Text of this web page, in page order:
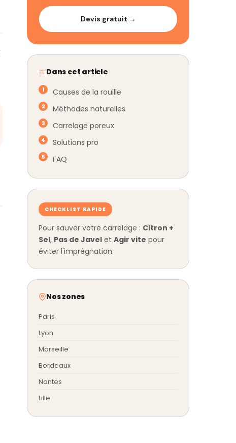
Devis gratuit →
Dans cet article
Causes de la rouille
Méthodes naturelles
Carrelage poreux
Solutions pro
FAQ
CHECKLIST RAPIDE
Pour sauver votre carrelage : Citron +
Sel, Pas de Javel et Agir vite pour
éviter l'imprégnation.
Nos zones
Paris
Lyon
Marseille
Bordeaux
Nantes
Lille